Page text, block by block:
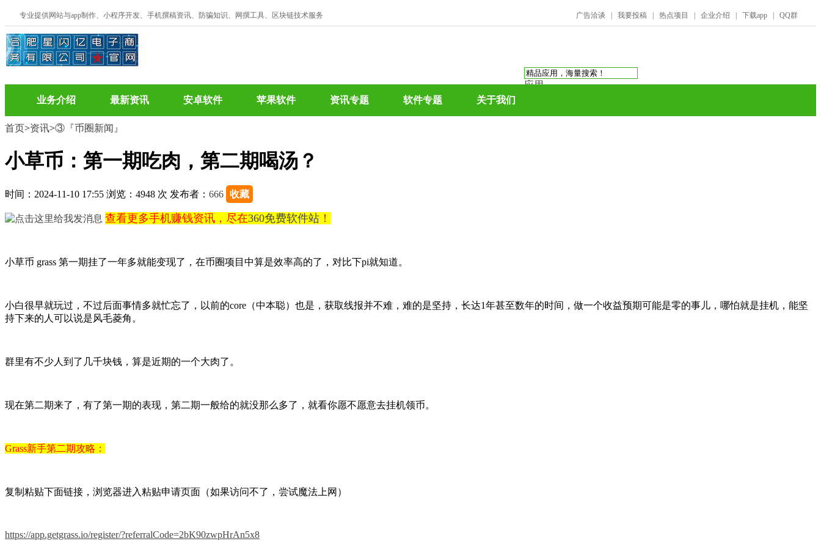
专业提供网站与app制作、小程序开发、手机撰稿资讯、防骗知识、网撰工具、区块链技术服务 广告洽谈 我要投稿 热点项目 企业介绍 下载app QQ群
应用
业务介绍 最新资讯 安卓软件 苹果软件 资讯专题 软件专题 关于我们
首页>资讯>③『币圈新闻』
小草币：第一期吃肉，第二期喝汤？
时间：2024-11-10 17:55 浏览：4948 次 发布者： 666 收藏
查看更多手机赚钱资讯，尽在360免费软件站 ！
小草币 grass 第一期挂了一年多就能变现了，在币圈项目中算是效率高的了，对比下pi就知道。
小白很早就玩过，不过后面事情多就忙忘了，以前的core（中本聪）也是，获取线报并不难，难的是坚持，长达1年甚至数年的时间，做一个收益预期可能是零的事儿，哪怕就是挂机，能坚
持下来的人可以说是风毛菱角。
群里有不少人到了几千块钱，算是近期的一个大肉了。
现在第二期来了，有了第一期的表现，第二期一般给的就没那么多了，就看你愿不愿意去挂机领币。
Grass新手第二期攻略：
复制粘贴下面链接，浏览器进入粘贴申请页面（如果访问不了，尝试魔法上网）
https://app.getgrass.io/register/?referralCode=2bK90zwpHrAn5x8